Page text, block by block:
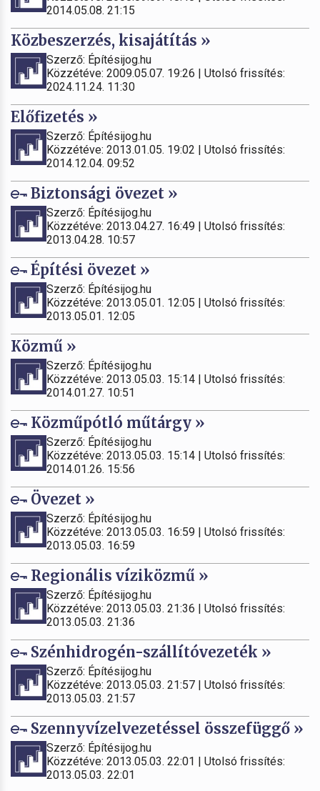
2014.05.08. 21:15
Közbeszerzés, kisajátítás »
Szerző: Építésijog.hu
Közzétéve: 2009.05.07. 19:26 | Utolsó frissítés:
2024.11.24. 11:30
Előfizetés »
Szerző: Építésijog.hu
Közzétéve: 2013.01.05. 19:02 | Utolsó frissítés:
2014.12.04. 09:52
Biztonsági övezet »
Szerző: Építésijog.hu
Közzétéve: 2013.04.27. 16:49 | Utolsó frissítés:
2013.04.28. 10:57
Építési övezet »
Szerző: Építésijog.hu
Közzétéve: 2013.05.01. 12:05 | Utolsó frissítés:
2013.05.01. 12:05
Közmű »
Szerző: Építésijog.hu
Közzétéve: 2013.05.03. 15:14 | Utolsó frissítés:
2014.01.27. 10:51
Közműpótló műtárgy »
Szerző: Építésijog.hu
Közzétéve: 2013.05.03. 15:14 | Utolsó frissítés:
2014.01.26. 15:56
Övezet »
Szerző: Építésijog.hu
Közzétéve: 2013.05.03. 16:59 | Utolsó frissítés:
2013.05.03. 16:59
Regionális víziközmű »
Szerző: Építésijog.hu
Közzétéve: 2013.05.03. 21:36 | Utolsó frissítés:
2013.05.03. 21:36
Szénhidrogén-szállítóvezeték »
Szerző: Építésijog.hu
Közzétéve: 2013.05.03. 21:57 | Utolsó frissítés:
2013.05.03. 21:57
Szennyvízelvezetéssel összefüggő »
Szerző: Építésijog.hu
Közzétéve: 2013.05.03. 22:01 | Utolsó frissítés:
2013.05.03. 22:01